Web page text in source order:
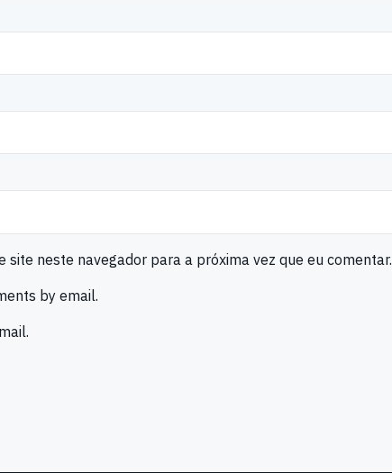
site neste navegador para a próxima vez que eu comentar.
by email.